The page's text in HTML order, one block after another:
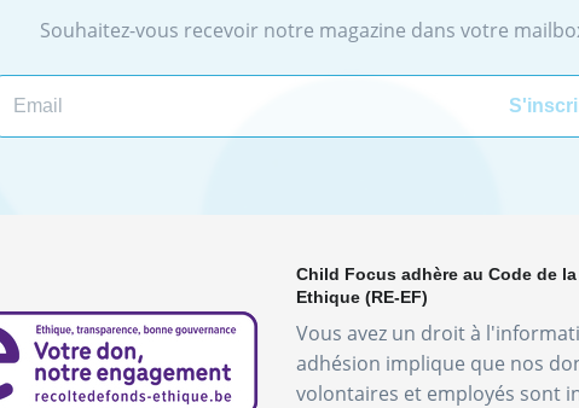
Souhaitez-vous recevoir notre magazine dans votre
Child Focus adhère au Code de
Ethique (RE-EF)
Vous avez un droit à
adhésion implique que nos
volontaires et employés sont